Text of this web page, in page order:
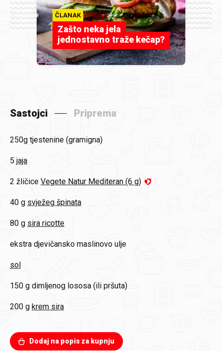
ČLANAK
Zašto neka jela
jednostavno traže kečap?
Sastojci Priprema
250g tjestenine (gramigna)
5 jaja
2 žličice Vegete Natur Mediteran (6 g)
40 g svježeg špinata
80 g sira ricotte
ekstra djevičansko maslinovo ulje
sol
150 g dimljenog lososa (ili pršuta)
200 g krem sira
Dodaj na popis za kupnju